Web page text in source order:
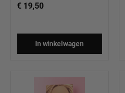
€ 19,50
In winkelwagen